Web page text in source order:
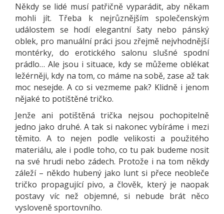
Někdy se lidé musí patřičně vyparádit, aby někam
mohli jít. Třeba k nejrůznějším společenským
událostem se hodí elegantní šaty nebo pánský
oblek, pro manuální práci jsou zřejmě nejvhodnější
montérky, do erotického salonu slušné spodní
prádlo… Ale jsou i situace, kdy se můžeme oblékat
ležérněji, kdy na tom, co máme na sobě, zase až tak
moc nesejde. A co si vezmeme pak? Klidně i jenom
nějaké to potištěné tričko.
Jenže ani potištěná trička nejsou pochopitelně
jedno jako druhé. A tak si nakonec vybíráme i mezi
těmito. A to nejen podle velikosti a použitého
materiálu, ale i podle toho, co tu pak budeme nosit
na své hrudi nebo zádech. Protože i na tom někdy
záleží – někdo hubený jako lunt si přece neobleče
tričko propagující pivo, a člověk, který je naopak
postavy víc než objemné, si nebude brát něco
vysloveně sportovního.